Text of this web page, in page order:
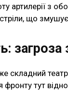
артилерії з
що
загроза
складний
тут